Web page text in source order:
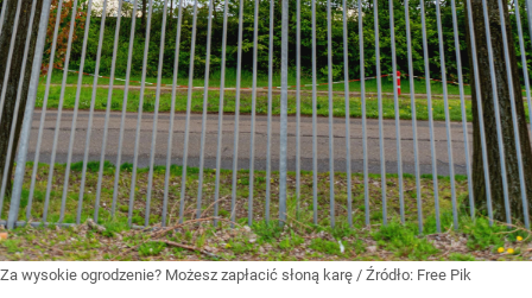
Za wysokie ogrodzenie? Możesz zapłacić słoną karę / Źródło: Free Pik